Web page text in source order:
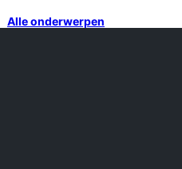
Alle onderwerpen